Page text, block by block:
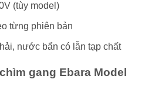
(tùy model)
từng phiên bản
nước bẩn có lẫn tạp chất
gang Ebara Model